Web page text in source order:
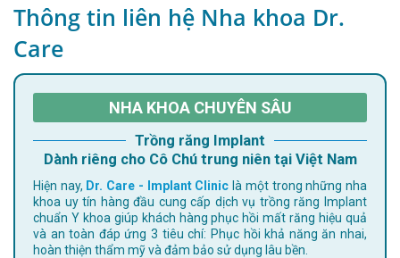
Thông tin liên hệ Nha khoa Dr.
Care
NHA KHOA CHUYÊN SÂU
Trồng răng Implant
Dành riêng cho Cô Chú trung niên tại Việt Nam
Hiện nay, Dr. Care - Implant Clinic là một trong những nha
khoa uy tín hàng đầu cung cấp dịch vụ trồng răng Implant
chuẩn Y khoa giúp khách hàng phục hồi mất răng hiệu quả
và an toàn đáp ứng 3 tiêu chí: Phục hồi khả năng ăn nhai,
hoàn thiện thẩm mỹ và đảm bảo sử dụng lâu bền.